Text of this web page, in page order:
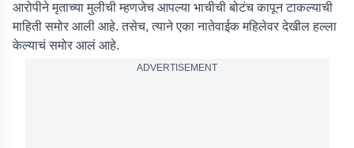
आरोपीने मृताच्या मुलीची म्हणजेच आपल्या भाचीची बोटंच कापून टाकल्याची
माहिती समोर आली आहे. तसेच, त्याने एका नातेवाईक महिलेवर देखील हल्ला
केल्याचं समोर आलं आहे.
ADVERTISEMENT